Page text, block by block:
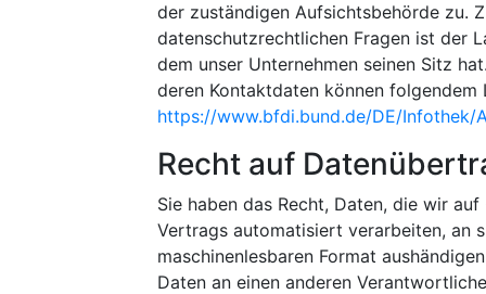
der zuständigen Aufsichtsbehörde zu.
datenschutzrechtlichen Fragen ist der
dem unser Unternehmen seinen Sitz
deren Kontaktdaten können folgendem
https://www.bfdi.bund.de/DE/Infothek/
Recht auf
Sie haben das Recht, Daten, die wir
Vertrags automatisiert verarbeiten, an
maschinenlesbaren Format
Daten an einen anderen